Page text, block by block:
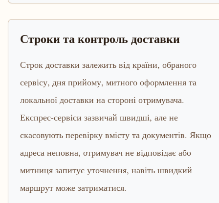
Строки та контроль доставки
Строк доставки залежить від країни, обраного
сервісу, дня прийому, митного оформлення та
локальної доставки на стороні отримувача.
Експрес-сервіси зазвичай швидші, але не
скасовують перевірку вмісту та документів. Якщо
адреса неповна, отримувач не відповідає або
митниця запитує уточнення, навіть швидкий
маршрут може затриматися.